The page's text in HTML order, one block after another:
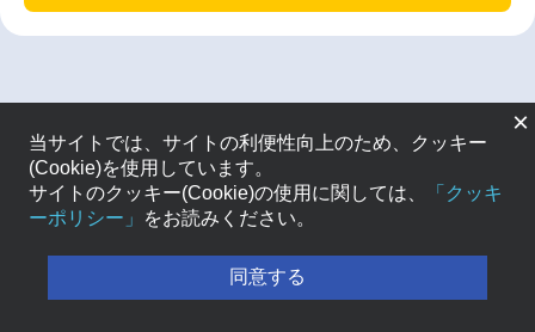
×
当サイトでは、サイトの利便性向上のため、クッキー
(Cookie)を使用しています。
サイトのクッキー(Cookie)の使用に関しては、
「クッキ
ーポリシー」
をお読みください。
同意する